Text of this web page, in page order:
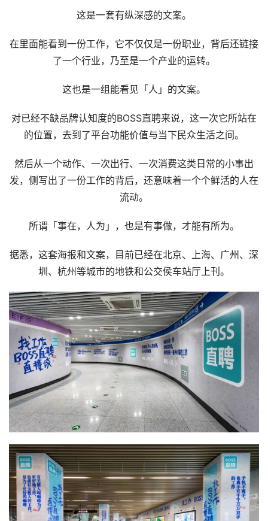
这是一套有纵深感的文案。
在里面能看到一份工作，它不仅仅是一份职业，背后还链接
了一个行业，乃至是一个产业的运转。
这也是一组能看见「人」的文案。
对已经不缺品牌认知度的BOSS直聘来说，这一次它所站在
的位置，去到了平台功能价值与当下民众生活之间。
然后从一个动作、一次出行、一次消费这类日常的小事出
发，侧写出了一份工作的背后，还意味着一个个鲜活的人在
流动。
所谓「事在，人为」，也是有事做，才能有所为。
据悉，这套海报和文案，目前已经在北京、上海、广州、深
圳、杭州等城市的地铁和公交侯车站厅上刊。